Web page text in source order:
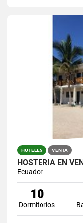
HOTELES VENTA
HOSTERIA EN
Ecuador
10
Dormitorios